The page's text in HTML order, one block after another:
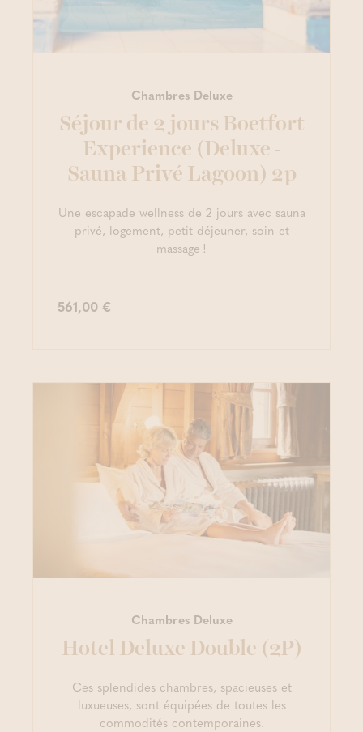
Chambres Deluxe
Séjour de 2 jours Boetfort
Experience (Deluxe -
Sauna Privé Lagoon) 2p
Une escapade wellness de 2 jours avec sauna
privé, logement, petit déjeuner, soin et
massage !
561,00 €
Chambres Deluxe
Hotel Deluxe Double (2P)
Ces splendides chambres, spacieuses et
luxueuses, sont équipées de toutes les
commodités contemporaines.